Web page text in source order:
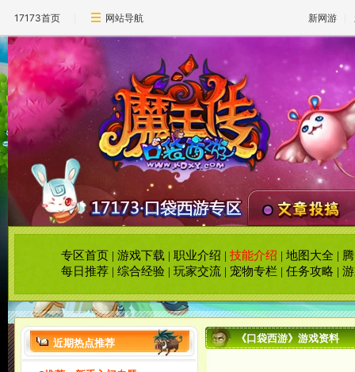
17173首页 网站导航 新网游
专区首页 |游戏下载 |职业介绍 |技能介绍 |地图大全 |
每日推荐 |综合经验 |玩家交流 | 宠物专栏 |任务攻略 |
近期热点推荐 《口袋西游》游戏资料